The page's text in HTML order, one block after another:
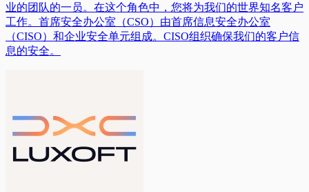
业的团队的一员。在这个角色中，您将为我们的世界知名客户
工作。首席安全办公室（CSO）由首席信息安全办公室
（CISO）和企业安全单元组成。CISO组织确保我们的客户信
息的安全。